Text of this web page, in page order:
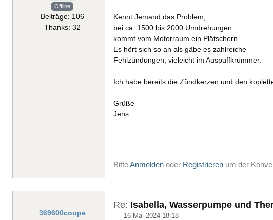
Offline
Beiträge: 106
Thanks: 32
Kennt Jemand das Problem,
bei ca. 1500 bis 2000 Umdrehungen
kommt vom Motorraum ein Plätschern.
Es hört sich so an als gäbe es zahlreiche
Fehlzündungen, vieleicht im Auspuffkrümmer.
Ich habe bereits die Zündkerzen und den
Grüße
Jens
BitteAnmelden oder Registrieren um der
369600coupe
Re: Isabella, Wasserpumpe und
16 Mai 2024 18:18